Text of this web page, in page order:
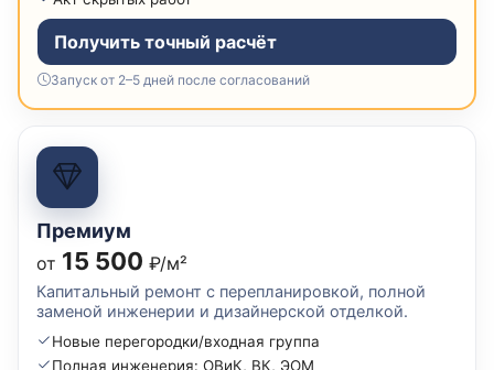
Получить точный расчёт
Запуск от 2–5 дней после согласований
Премиум
от 15 500 ₽/м²
Капитальный ремонт с перепланировкой, полной
заменой инженерии и дизайнерской отделкой.
Новые перегородки/входная группа
Полная инженерия: ОВиК, ВК, ЭОМ